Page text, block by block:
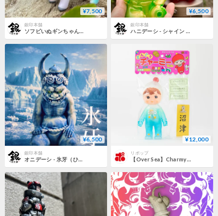
¥7,500
銀印本舗
ソフビいぬギンちゃん-ペガサス
¥6,500
銀印本舗
ハニデーシ - シャイン & クイーン
¥6,500
銀印本舗
オニデーシ - 氷牙（ひょうが）
¥12,000
リポップ
【Over Sea】Charmy chan: Donguri Special Edition